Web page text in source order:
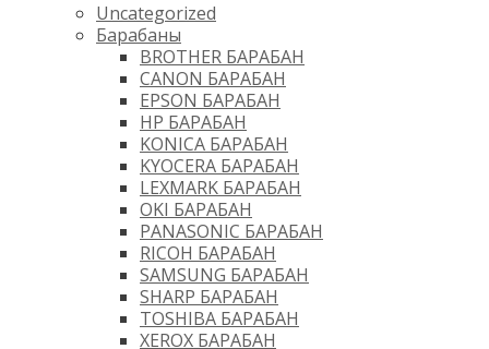
Uncategorized
Барабаны
BROTHER БАРАБАН
CANON БАРАБАН
EPSON БАРАБАН
HP БАРАБАН
KONICA БАРАБАН
KYOCERA БАРАБАН
LEXMARK БАРАБАН
OKI БАРАБАН
PANASONIC БАРАБАН
RICOH БАРАБАН
SAMSUNG БАРАБАН
SHARP БАРАБАН
TOSHIBA БАРАБАН
XEROX БАРАБАН